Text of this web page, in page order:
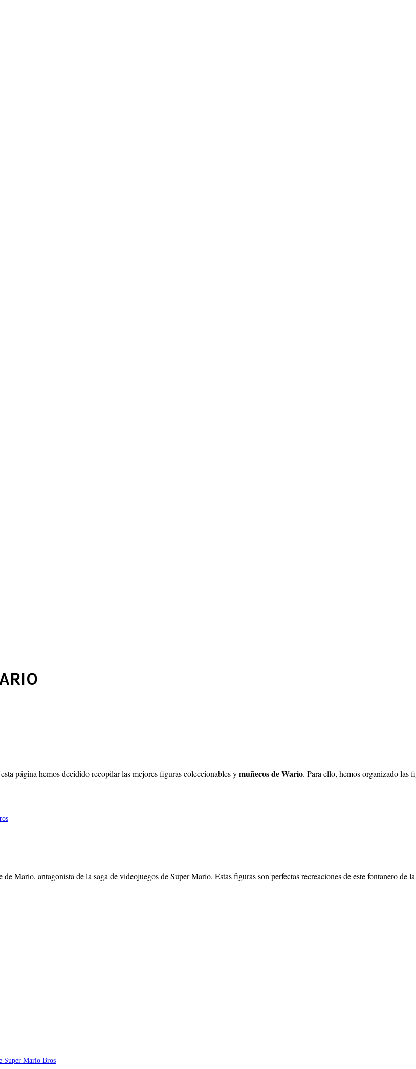
página hemos decidido recopilar las mejores figuras coleccionables ymuñecos de Wario. Para ello, hemos organizado las
Mario, antagonista de la saga de videojuegos de Super Mario. Estas figuras son perfectas recreaciones de este fontanero